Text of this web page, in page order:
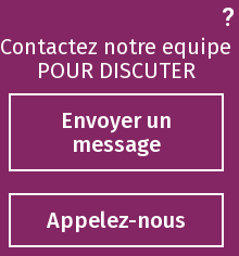
?
Contactez notre equipe
POUR DISCUTER
Envoyer un
message
Appelez-nous